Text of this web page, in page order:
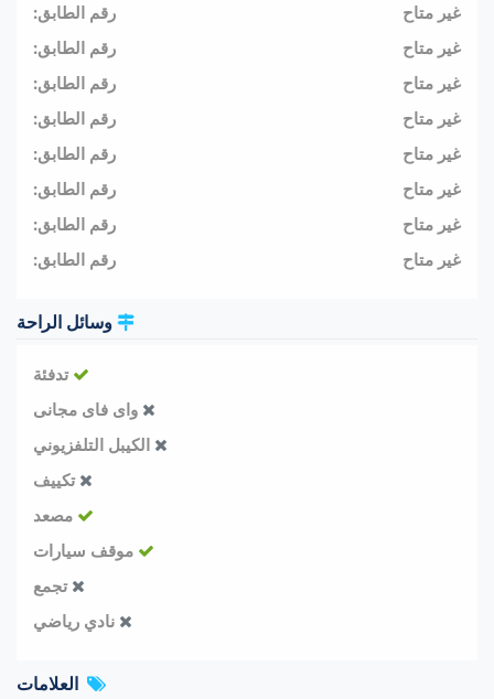
رقم الطابق:
غير متاح
رقم الطابق:
غير متاح
رقم الطابق:
غير متاح
رقم الطابق:
غير متاح
رقم الطابق:
غير متاح
رقم الطابق:
غير متاح
رقم الطابق:
غير متاح
رقم الطابق:
غير متاح
وسائل الراحة
تدفئة
واى فاى مجانى
الكيبل التلفزيوني
تكييف
مصعد
موقف سيارات
تجمع
نادي رياضي
العلامات